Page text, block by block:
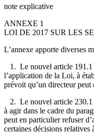
note explicative
ANNEXE 1
LOI DE 2017 SUR LES
L’annexe apporte diverses
1. Le nouvel article 191.1
l’application de la Loi, à
prévoit qu’un directeur
2. Le nouvel article 230.1
à agir dans le cadre du
peut en particulier refuser
certaines décisions relatives